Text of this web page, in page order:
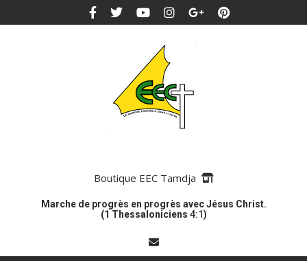
Boutique EEC Tamdja
Marche de progrès en progrès avec Jésus Christ.
(1 Thessaloniciens 4:1)